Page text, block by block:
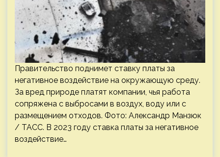
Правительство поднимет ставку платы за
негативное воздействие на окружающую среду.
За вред природе платят компании, чья работа
сопряжена с выбросами в воздух, воду или с
размещением отходов. Фото: Александр Манзюк
/ ТАСС. В 2023 году ставка платы за негативное
воздействие…